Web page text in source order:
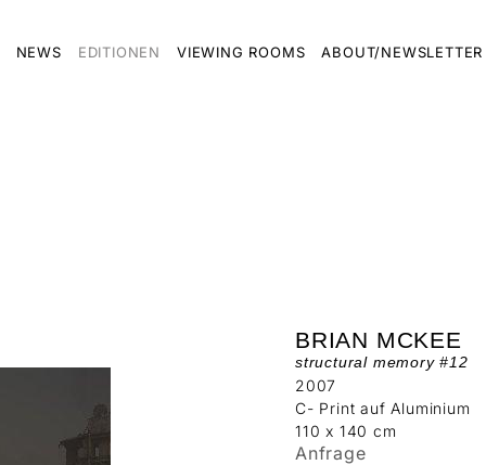
NEWS EDITIONEN VIEWING ROOMS ABOUT/NEWSLETTER
BRIAN MCKEE
structural memory #12
2007
C- Print auf Aluminium
110 x 140 cm
Anfrage